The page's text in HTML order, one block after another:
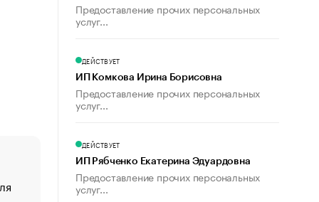
«От спорта тело стареет иначе». Как живет глава
Предоставление прочих персональных
услуг...
ДЕЙСТВУЕТ
ИП Комкова Ирина Борисовна
Предоставление прочих персональных
услуг...
ДЕЙСТВУЕТ
ИП Рябченко Екатерина Эдуардовна
Предоставление прочих персональных
услуг...